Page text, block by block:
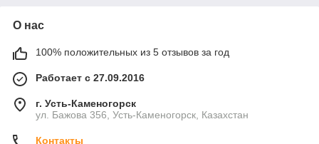
О нас
100% положительных из 5 отзывов за год
Работает с 27.09.2016
г. Усть-Каменогорск
ул. Бажова 356, Усть-Каменогорск, Казахстан
Контакты